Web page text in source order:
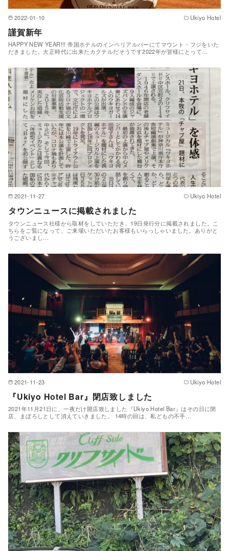
2022-01-10 Ukiyo Hotel
謹賀新年
HAPPY NEW YEAR!!! 帝国ホテルのインペリアルバーにてマウント・フジをいた
だきました。大正時代に出来たカクテルだそうです2022年が皆様にとって…
2021-11-27 Ukiyo Hotel
タウンニュースに掲載されました
タウンニュース社様から取材をしていただき、19日発行分に掲載されました。こ
ちらをご覧になって、ご来場いただいたお客様もいらっしゃいました。ありがと
うございまし…
2021-11-23 Ukiyo Hotel
『Ukiyo Hotel Bar』閉店致しました
2021年11月21日に、一夜だけ開店致しました『Ukiyo Hotel Bar』はその日に閉
店、まぼろしとして消えていきました。 14時の回は、私どもの不手…